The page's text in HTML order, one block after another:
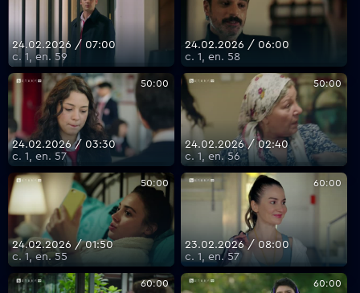
24.02.2026 / 07:00
с. 1, еп. 59
24.02.2026 / 06:00
с. 1, еп. 58
50:00
24.02.2026 / 03:30
с. 1, еп. 57
50:00
24.02.2026 / 02:40
с. 1, еп. 56
50:00
24.02.2026 / 01:50
с. 1, еп. 55
60:00
23.02.2026 / 08:00
с. 1, еп. 57
60:00 60:00